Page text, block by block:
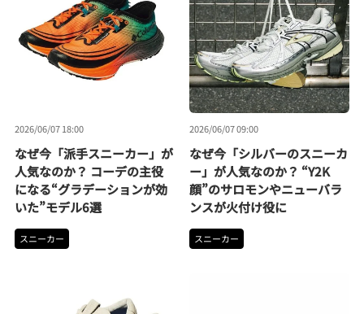
2026/06/07 18:00
なぜ今「派手スニーカー」が
人気なのか？ コーデの主役
になる“グラデーションが効
いた”モデル6選
スニーカー
2026/06/07 09:00
なぜ今「シルバーのスニーカ
ー」が人気なのか？ “Y2K
顔”のサロモンやニューバラ
ンスが火付け役に
スニーカー